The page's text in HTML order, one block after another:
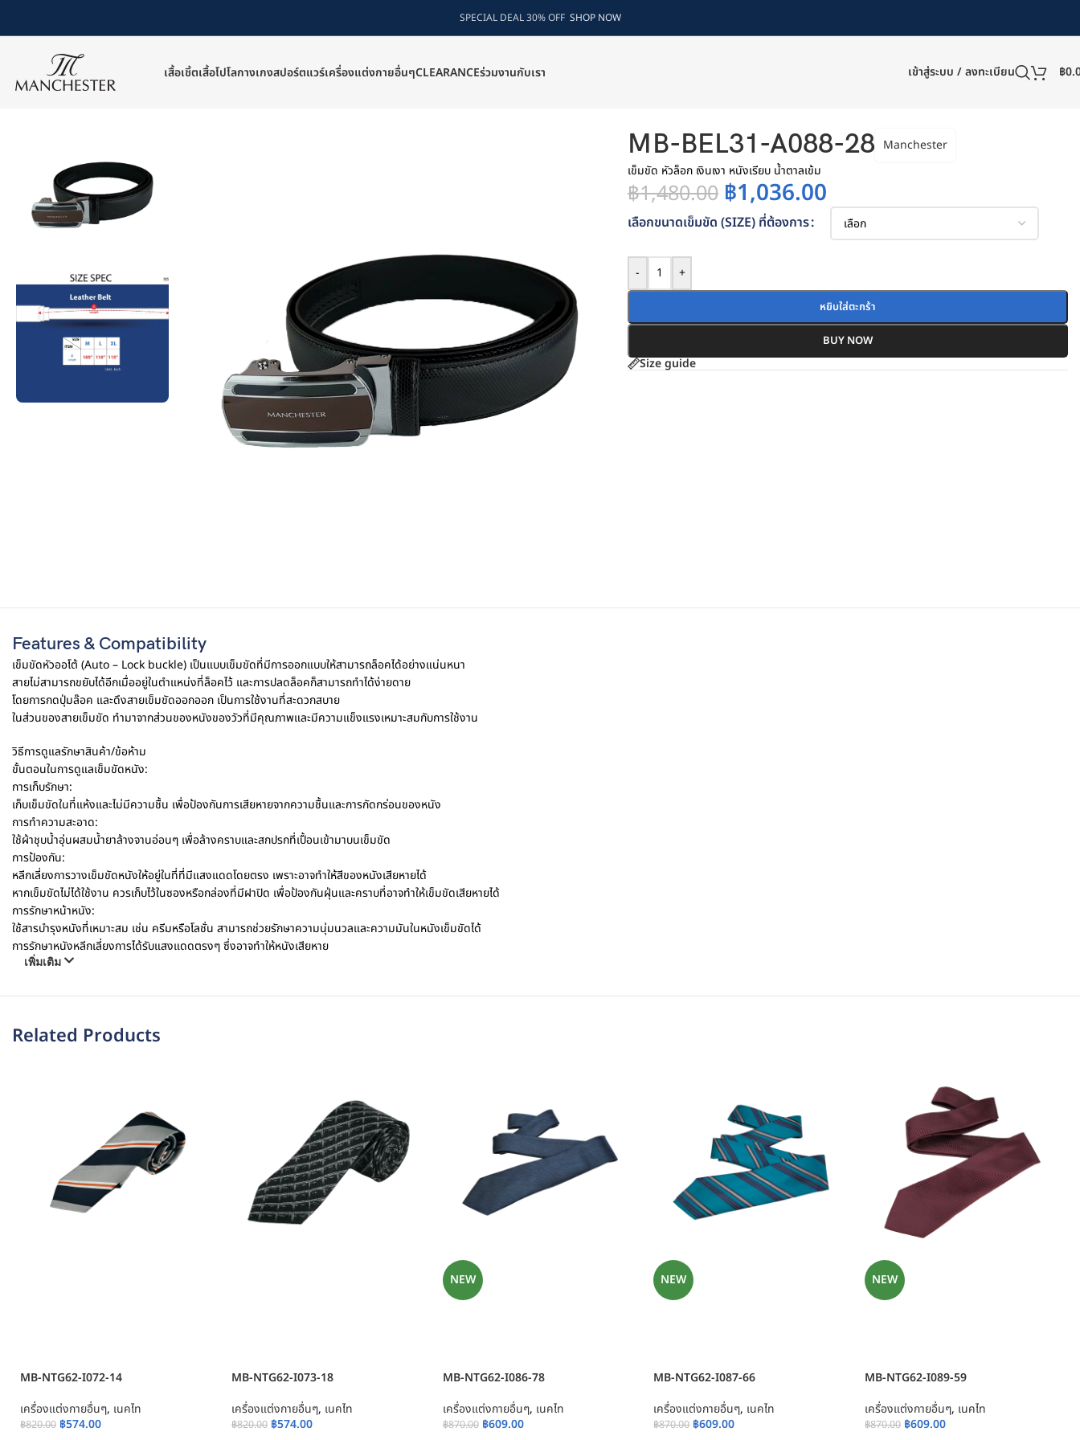
SPECIAL DEAL 30% OFF SHOP NOW
เสื้อเชิ้ตเสื้อโปโลกางเกงสปอร์ตแวร์เครื่องแต่งกายอื่นๆCLEARANCEร่วมงานกับเรา เข้าสู่ระบบ / ลงทะเบียน ฿
หน้าหลัก/ เครื่องแต่งกายอื่นๆ
MB-BEL31-A088-28 Manchester
เข็มขัด หัวล็อก เงินเงา หนังเรียบ น้ำตาลเข้ม
฿1,480.00 ฿1,036.00
เลือกขนาดเข็มขัด (SIZE) ที่ต้องการ
- +
หยิบใส่ตะกร้า
BUY NOW
Size guide
Features & Compatibility
เข็มขัดหัวออโต้ (Auto – Lock buckle) เป็นแบบเข็มขัดที่มีการออกแบบให้สามารถล็อคได้อย่างแน่นหนา
สายไม่สามารถขยับได้อีกเมื่ออยู่ในตำแหน่งที่ล็อคไว้ และการปลดล็อคก็สามารถทำได้ง่ายดาย
โดยการกดปุ่มล๊อค และดึงสายเข็มขัดออกออก เป็นการใช้งานที่สะดวกสบาย
ในส่วนของสายเข็มขัด ทำมาจากส่วนของหนังของวัวที่มีคุณภาพและมีความแข็งแรงเหมาะสมกับการใช้งาน
วิธีการดูแลรักษาสินค้า/ข้อห้าม
ขั้นตอนในการดูแลเข็มขัดหนัง:
การเก็บรักษา:
เก็บเข็มขัดในที่แห้งและไม่มีความชื้น เพื่อป้องกันการเสียหายจากความชื้นและการกัดกร่อนของหนัง
การทำความสะอาด:
ใช้ผ้าชุบน้ำอุ่นผสมน้ำยาล้างจานอ่อนๆ เพื่อล้างคราบและสกปรกที่เปื้อนเข้ามาบนเข็มขัด
การป้องกัน:
หลีกเลี่ยงการวางเข็มขัดหนังให้อยู่ในที่ที่มีแสงแดดโดยตรง เพราะอาจทำให้สีของหนังเสียหายได้
หากเข็มขัดไม่ได้ใช้งาน ควรเก็บไว้ในซองหรือกล่องที่มีฝาปิด เพื่อป้องกันฝุ่นและคราบที่อาจทำให้เข็มขัดเสียหายได้
การรักษาหน้าหนัง:
ใช้สารบำรุงหนังที่เหมาะสม เช่น ครีมหรือโลชั่น สามารถช่วยรักษาความนุ่มนวลและความมันในหนังเข็มขัดได้
การรักษาหนังหลีกเลี่ยงการได้รับแสงแดดตรงๆ ซึ่งอาจทำให้หนังเสียหาย
เพิ่มเติม
Related Products
MB-NTG62-I072-14
เครื่องแต่งกายอื่นๆ, เนคไท
฿820.00 ฿574.00
MB-NTG62-I073-18
เครื่องแต่งกายอื่นๆ, เนคไท
฿820.00 ฿574.00
NEW
MB-NTG62-I086-78
เครื่องแต่งกายอื่นๆ, เนคไท
฿870.00 ฿609.00
NEW
MB-NTG62-I087-66
เครื่องแต่งกายอื่นๆ, เนคไท
฿870.00 ฿609.00
NEW
MB-NTG62-I089-59
เครื่องแต่งกายอื่นๆ, เนคไท
฿870.00 ฿609.00